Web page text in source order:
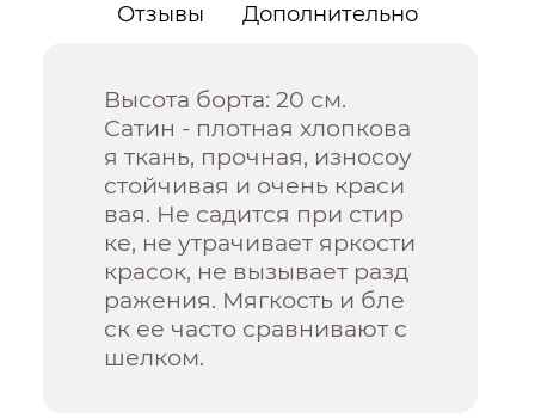
Отзывы Дополнительно
Высота борта: 20 см.
Сатин - плотная хлопкова
я ткань, прочная, износоу
стойчивая и очень краси
вая. Не садится при стир
ке, не утрачивает яркости
красок, не вызывает разд
ражения. Мягкость и бле
ск ее часто сравнивают с
шелком.